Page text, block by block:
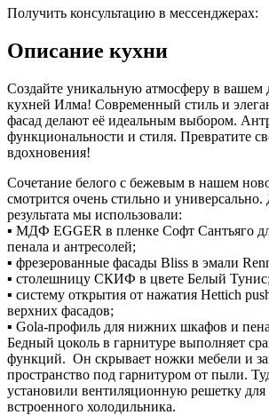
Получить консультацию в мессенджерах:
Описание кухни
Создайте уникальную атмосферу в вашем
кухней Илма! Современный стиль и
фасад делают её идеальным выбором.
функциональности и стиля. Превратите
вдохновения!
Сочетание белого с бежевым в нашем
смотрится очень стильно и универсально.
результата мы использовали:
▪️ МДФ EGGER в пленке Софт Сантьяго
пенала и антресолей;
▪️ фрезерованные фасады Bliss в эмали
▪️ столешницу СКИФ в цвете Белый Тунис;
▪️ систему открытия от нажатия Hettich
верхних фасадов;
▪️ Gola-профиль для нижних шкафов и
Бедный цоколь в гарнитуре выполняет
функций. Он скрывает ножки мебели и
пространство под гарнитуром от пыли.
установили вентиляционную решетку
встроенного холодильника.